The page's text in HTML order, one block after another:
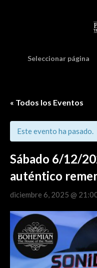
Seleccionar página
« Todos los Eventos
Este evento ha pasado.
Sábado 6/12/
auténtico
diciembre 6, 2025 @